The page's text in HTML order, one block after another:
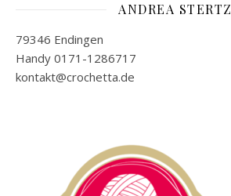
ANDREA STERTZ
79346 Endingen
Handy 0171-1286717
kontakt@crochetta.de